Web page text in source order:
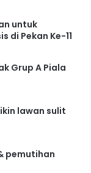
untuk
di Pekan Ke-11
Grup A Piala
lawan sulit
pemutihan